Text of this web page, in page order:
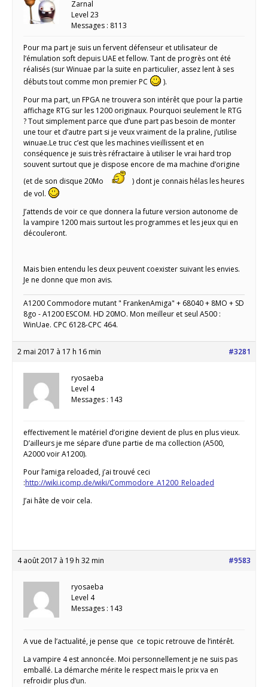
Zarnal
Level 23
Messages : 8113
Pour ma part je suis un fervent défenseur et utilisateur de
l’émulation soft depuis UAE et fellow. Tant de progrès ont été
réalisés (sur Winuae par la suite en particulier, assez lent à ses
débuts tout comme mon premier PC
).
Pour ma part, un FPGA ne trouvera son intérêt que pour la partie
affichage RTG sur les 1200 originaux. Pourquoi seulement le RTG
? Tout simplement parce que d’une part pas besoin de monter
une tour et d’autre part si je veux vraiment de la praline, j’utilise
winuae.Le truc c’est que les machines vieillissent et en
conséquence je suis très réfractaire à utiliser le vrai hard trop
souvent surtout que je dispose encore de ma machine d’origine
(et de son disque 20Mo
) dont je connais hélas les heures
de vol.
J’attends de voir ce que donnera la future version autonome de
la vampire 1200 mais surtout les programmes et les jeux qui en
découleront.
Mais bien entendu les deux peuvent coexister suivant les envies.
Je ne donne que mon avis.
A1200 Commodore mutant " FrankenAmiga" + 68040 + 8MO + SD
8go - A1200 ESCOM. HD 20MO. Mon meilleur et seul A500 :
WinUae. CPC 6128-CPC 464.
2 mai 2017 à 17 h 16 min #3281
ryosaeba
Level 4
Messages : 143
effectivement le matériel d’origine devient de plus en plus vieux.
D’ailleurs je me sépare d’une partie de ma collection (A500,
A2000 voir A1200).
Pour l’amiga reloaded, j’ai trouvé ceci
:http://wiki.icomp.de/wiki/Commodore_A1200_Reloaded
J’ai hâte de voir cela.
4 août 2017 à 19 h 32 min #9583
ryosaeba
Level 4
Messages : 143
A vue de l’actualité, je pense que ce topic retrouve de l’intérêt.
La vampire 4 est annoncée. Moi personnellement je ne suis pas
emballé. La démarche mérite le respect mais le prix va en
refroidir plus d’un.